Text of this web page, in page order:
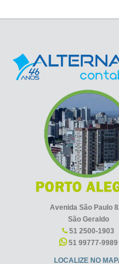
Avenida São Paulo
São Geraldo
51 2500-1903
51 99777-9989
LOCALIZE NO